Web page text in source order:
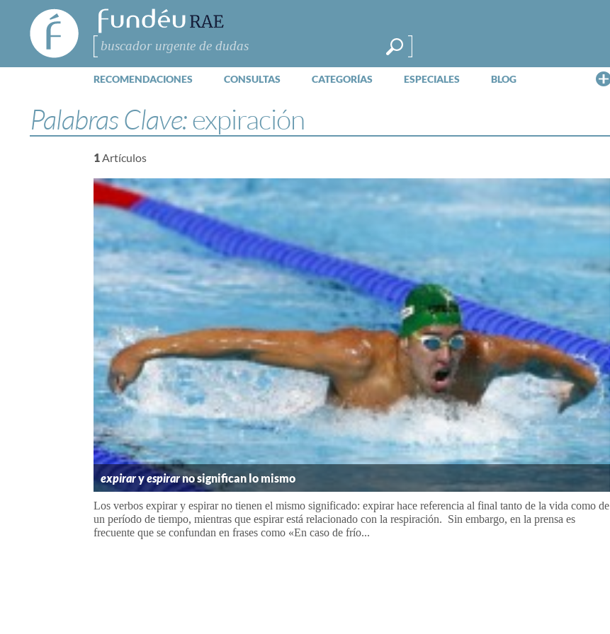
FundéuRAE
- Fundación
del Español
Urgente
Buscar
RECOMENDACIONES CONSULTAS CATEGORÍAS ESPECIALES BLOG
Palabras Clave:expiración
1Artículos
expiraryespirarno significan lo mismo
Los verbos expirar y espirar no tienen el mismo significado: expirar hace referencia al final tanto de la vida como de
un período de tiempo, mientras que espirar está relacionado con la respiración. Sin embargo, en la prensa es
frecuente que se confundan en frases como «En caso de frío...